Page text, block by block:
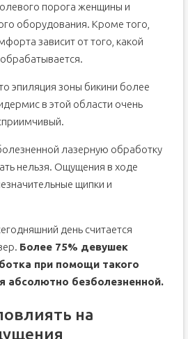
порога женщины и
оборудования. Кроме того,
зависит от того, какой
эпиляция зоны бикини более
в этой области очень
лазерную обработку
нельзя. Ощущения в ходе
щипки и
день считается
Более 75% девушек
при помощи такого
абсолютно безболезненной.
на